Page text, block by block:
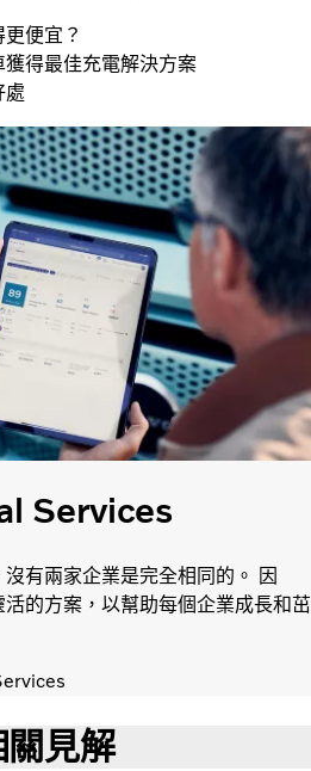
便宜？
得最佳充電解決方案
處
Services
有兩家企業是完全相同的。 因
的方案，以幫助每個企業成長和茁
關見解